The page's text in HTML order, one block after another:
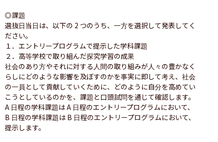
◎課題
選抜日当日は、以下の 2 つのうち、一方を選択して発表してく
ださい。
１．エントリープログラムで提示した学科課題
２．高等学校で取り組んだ探究学習の成果
社会のあり方やそれに対する人間の取り組みが人々の豊かなく
らしにどのような影響を及ぼすのかを事実に即して考え、社会
の一員として貢献していくために、どのように自分を高めてい
こうとしているのかを、課題と口頭試問を通じて確認します。
A 日程の学科課題は A 日程のエントリープログラムにおいて、
B 日程の学科課題は B 日程のエントリープログラムにおいて、
提示します。